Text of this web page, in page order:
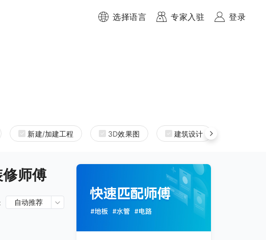
选择语言 专家入驻 登录
新建/加建工程 3D效果图 建筑设计
师傅
自动推荐